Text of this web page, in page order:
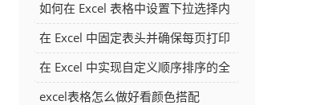
如何在 Excel 表格中设置下拉选择内
容
在 Excel 中固定表头并确保每页打印
时都显示表头的方法详解
在 Excel 中实现自定义顺序排序的全
面指南
excel表格怎么做好看颜色搭配